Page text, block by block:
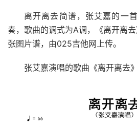
离开离去简谱，张艾嘉的一
奏，歌曲的调式为A调，《离开离
张图片谱，由025吉他网上传。
张艾嘉演唱的歌曲《离开离去》